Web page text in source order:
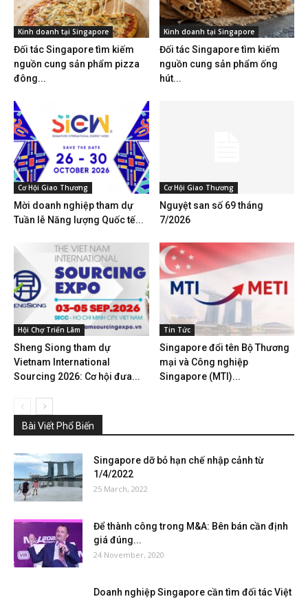
Kinh doanh tại Singapore
Đối tác Singapore tìm kiếm
nguồn cung sản phẩm pizza
đông...
Kinh doanh tại Singapore
Đối tác Singapore tìm kiếm
nguồn cung sản phẩm ống
hút...
Cơ Hội Giao Thương
Mời doanh nghiệp tham dự
Tuần lễ Năng lượng Quốc tế...
Cơ Hội Giao Thương
Nguyệt san số 69 tháng
7/2026
Hội Chợ Triển Lãm
Sheng Siong tham dự
Vietnam International
Sourcing 2026: Cơ hội đưa...
Tin Tức
Singapore đổi tên Bộ Thương
mại và Công nghiệp
Singapore (MTI)...
Bài Viết Phổ Biến
Singapore dỡ bỏ hạn chế nhập cảnh từ
1/4/2022
25 March, 2022
Để thành công trong M&A: Bên bán cần định
giá đúng...
24 November, 2020
Doanh nghiệp Singapore cần tìm đối tác Việt